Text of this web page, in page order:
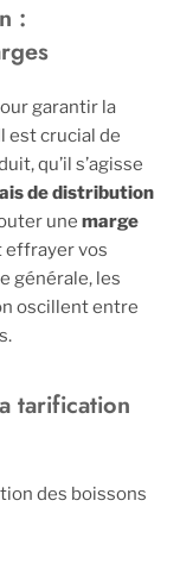
:
garantir la
est crucial de
qu’il s’agisse
de distribution
une marge
effrayer vos
générale, les
oscillent entre
tarification
des boissons